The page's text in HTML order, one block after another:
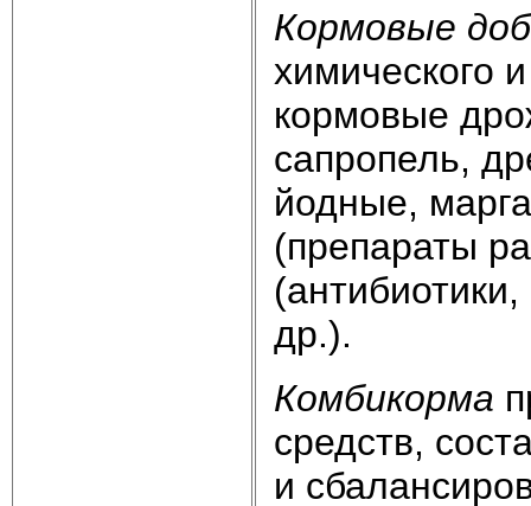
Кормовые
химического
кормовые
сапропель,
йодные,
(препараты
др.).
Комбикорма
средств,
и